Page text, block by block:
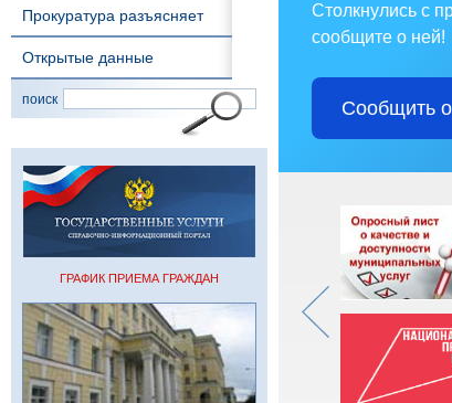
Прокуратура разъясняет
Открытые данные
поиск
ГРАФИК ПРИЕМА ГРАЖДАН
Столкнулись с
сообщите о ней!
Сообщить